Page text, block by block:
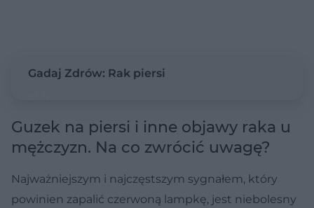
Gadaj Zdrów: Rak piersi
Guzek na piersi i inne objawy raka u
mężczyzn. Na co zwrócić uwagę?
Najważniejszym i najczęstszym sygnałem, który
powinien zapalić czerwoną lampkę, jest niebolesny